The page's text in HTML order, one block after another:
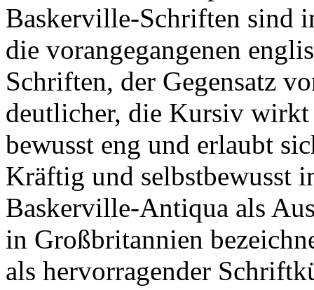
Baskerville-Schriften sind
die vorangegangenen
Schriften, der Gegensatz
deutlicher, die Kursiv
bewusst eng und erlaubt
Kräftig und selbstbewusst
Baskerville-Antiqua als
in Großbritannien
als hervorragender